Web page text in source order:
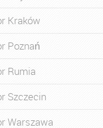
Kraków
Poznań
Rumia
Szczecin
Warszawa